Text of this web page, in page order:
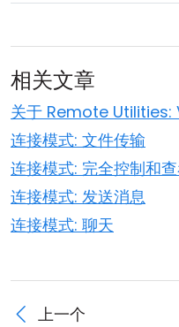
相关文章
关于 Remote Utilities:
连接模式: 文件传输
连接模式: 完全控制和
连接模式: 发送消息
连接模式: 聊天
上一个